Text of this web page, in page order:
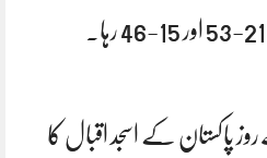
کے اسجد اقبال کا